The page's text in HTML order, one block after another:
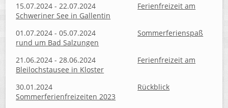
15.07.2024 - 22.07.2024
Ferienfreizeit am
Schweriner See in Gallentin
01.07.2024 - 05.07.2024
Sommerferienspaß
rund um Bad Salzungen
21.06.2024 - 28.06.2024
Ferienfreizeit am
Bleilochstausee in Kloster
30.01.2024
Rückblick
Sommerferienfreizeiten 2023